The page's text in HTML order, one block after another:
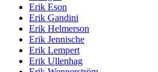
Erik Eson
Erik Gandini
Erik Helmerson
Erik Jennische
Erik Lempert
Erik Ullenhag